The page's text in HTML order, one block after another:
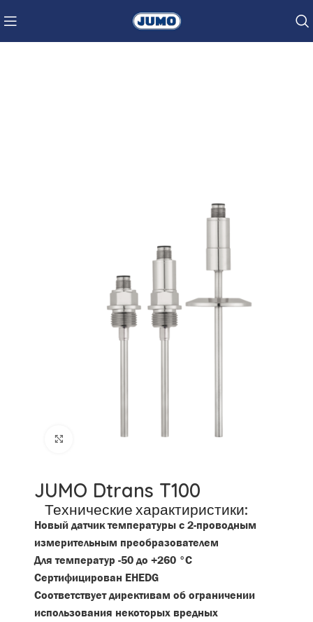
Click to enlarge
JUMO Dtrans T100
Технические характиристики:
Новый датчик температуры с 2-проводным
измерительным преобразователем
Для температур -50 до +260 °C
Сертифицирован EHEDG
Соответствует директивам об ограничении
использования некоторых вредных